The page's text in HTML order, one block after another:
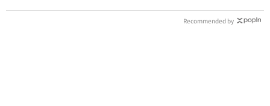
Recommended by